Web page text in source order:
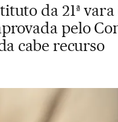
da 21ª
pelo
cabe recurso